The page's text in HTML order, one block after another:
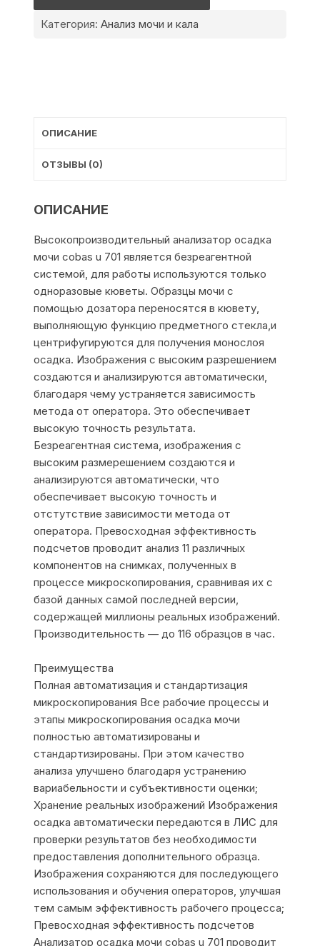
701
Категория:Анализ мочи и кала
ОПИСАНИЕ
ОТЗЫВЫ (0)
ОПИСАНИЕ
Высокопроизводительный анализатор осадка
мочи cobas u 701 является безреагентной
системой, для работы используются только
одноразовые кюветы. Образцы мочи с
помощью дозатора переносятся в кювету,
выполняющую функцию предметного стекла,и
центрифугируются для получения монослоя
осадка. Изображения с высоким разрешением
создаются и анализируются автоматически,
благодаря чему устраняется зависимость
метода от оператора. Это обеспечивает
высокую точность результата.
Безреагентная система, изображения с
высоким размерешением создаются и
анализируются автоматически, что
обеспечивает высокую точность и
отстутствие зависимости метода от
оператора. Превосходная эффективность
подсчетов проводит анализ 11 различных
компонентов на снимках, полученных в
процессе микроскопирования, сравнивая их с
базой данных самой последней версии,
содержащей миллионы реальных изображений.
Производительность — до 116 образцов в час.
Преимущества
Полная автоматизация и стандартизация
микроскопирования Все рабочие процессы и
этапы микроскопирования осадка мочи
полностью автоматизированы и
стандартизированы. При этом качество
анализа улучшено благодаря устранению
вариабельности и субъективности оценки;
Хранение реальных изображений Изображения
осадка автоматически передаются в ЛИС для
проверки результатов без необходимости
предоставления дополнительного образца.
Изображения сохраняются для последующего
использования и обучения операторов, улучшая
тем самым эффективность рабочего процесса;
Превосходная эффективность подсчетов
Анализатор осадка мочи cobas u 701 проводит